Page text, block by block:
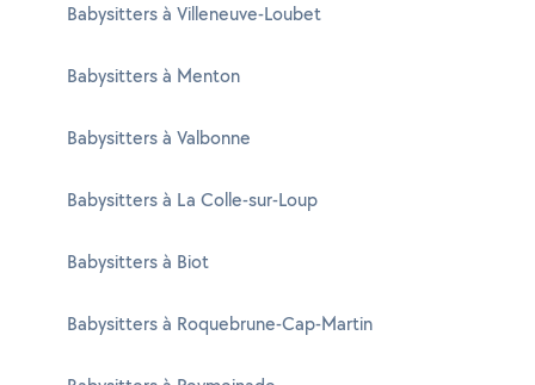
Babysitters à Villeneuve-Loubet
Babysitters à Menton
Babysitters à Valbonne
Babysitters à La Colle-sur-Loup
Babysitters à Biot
Babysitters à Roquebrune-Cap-Martin